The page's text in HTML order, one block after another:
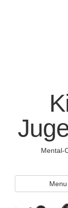
Mental-
Menu